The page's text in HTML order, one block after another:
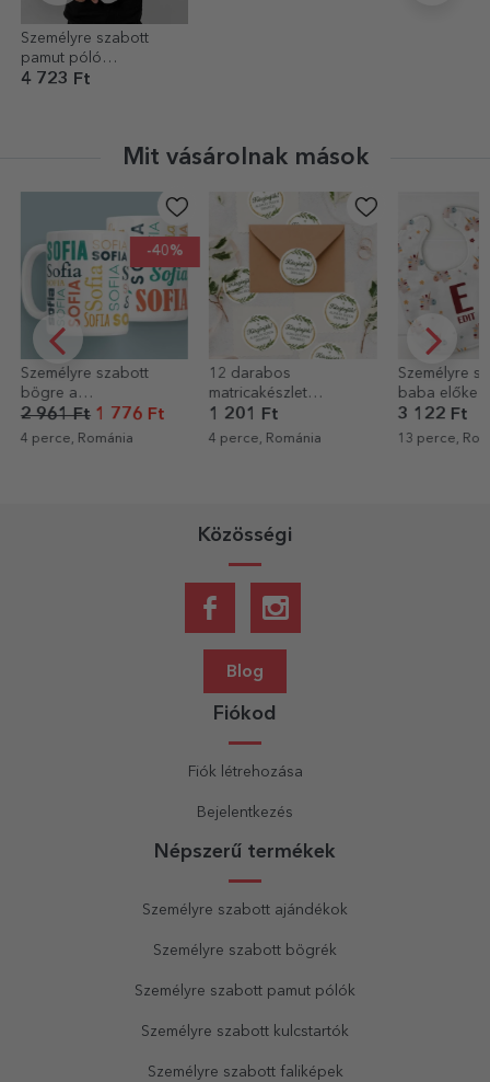
Személyre szabott
pamut póló
gyerekeknek, az Ön
4 723 Ft
Mit vásárolnak mások
12 darabos
matricakészlet
(önragasztó címkék),
személyre szabott
1 201 Ft
4 perce, Románia
Személyre szabott
baba előke névvel -
Unicorns
3 122 Ft
13 perce, Románia
Személyre
törölköző
Űr
2 321 Ft
13 perce,
Közösségi
Blog
Fiókod
Fiók létrehozása
Bejelentkezés
Népszerű termékek
Személyre szabott ajándékok
Személyre szabott bögrék
Személyre szabott pamut pólók
Személyre szabott kulcstartók
Személyre szabott faliképek